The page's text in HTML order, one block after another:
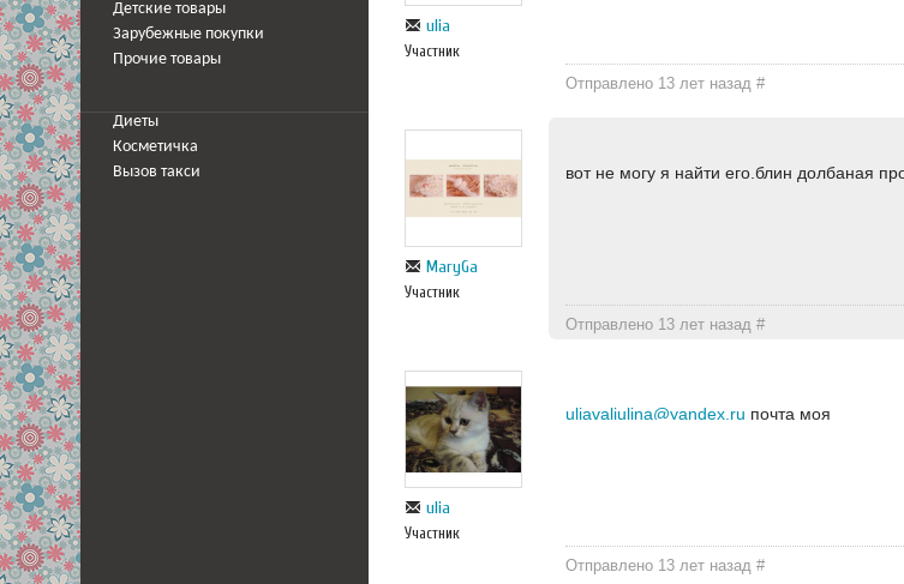
Детские товары
Зарубежные покупки
Прочие товары
Диеты
Косметичка
Вызов такси
ulia
Участник
Отправлено 13 лет назад#
MaryGa
Участник
вот не могу я найти его.блин долбаная
Отправлено 13 лет назад#
ulia
Участник
uliavaliulina@yandex.ru почта моя
Отправлено 13 лет назад#